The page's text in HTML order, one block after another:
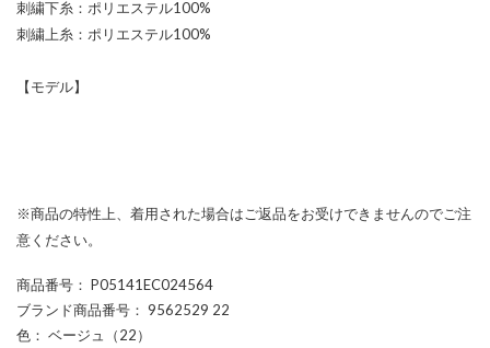
刺繍下糸：ポリエステル100%
刺繍上糸：ポリエステル100%
【モデル】
※商品の特性上、着用された場合はご返品をお受けできませんのでご注
意ください。
商品番号 ： P05141EC024564
ブランド商品番号 ： 9562529 22
色 ： ベージュ（22）